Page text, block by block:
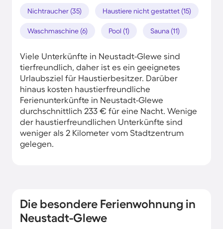
Nichtraucher (35) Haustiere nicht gestattet (15)
Waschmaschine (6) Pool (1) Sauna (11)
Viele Unterkünfte in Neustadt-Glewe sind
tierfreundlich, daher ist es ein geeignetes
Urlaubsziel für Haustierbesitzer. Darüber
hinaus kosten haustierfreundliche
Ferienunterkünfte in Neustadt-Glewe
durchschnittlich 233 € für eine Nacht. Wenige
der haustierfreundlichen Unterkünfte sind
weniger als 2 Kilometer vom Stadtzentrum
gelegen.
Die besondere Ferienwohnung in
Neustadt-Glewe